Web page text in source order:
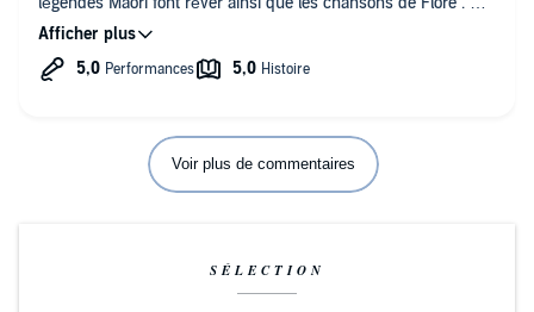
écouter sans modération , ce livre est un voyage .
Voir plus de commentaires
SÉLECTION